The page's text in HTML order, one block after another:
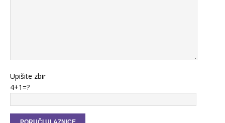
Upišite zbir
4+1=?